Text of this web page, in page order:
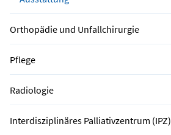
Orthopädie und Unfallchirurgie
Pflege
Radiologie
Interdisziplinäres Palliativzentrum (IPZ)